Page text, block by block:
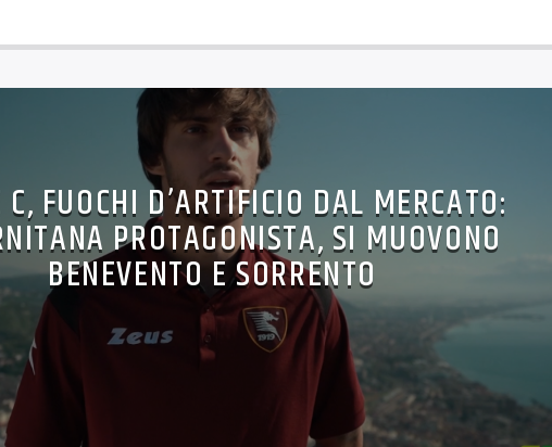
FUOCHI D’ARTIFICIO DAL MERCATO:
PROTAGONISTA, SI MUOVONO
BENEVENTO E SORRENTO